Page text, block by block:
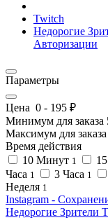
Twitch
Недорогие
Авторизации
Параметры
Цена 0 - 195 ₽
Минимум для заказа
Максимум для заказа
Время действия
10 Минут 1
Часа 1 3 Часа 1
Неделя 1
Instagram -
Недорогие Зрители